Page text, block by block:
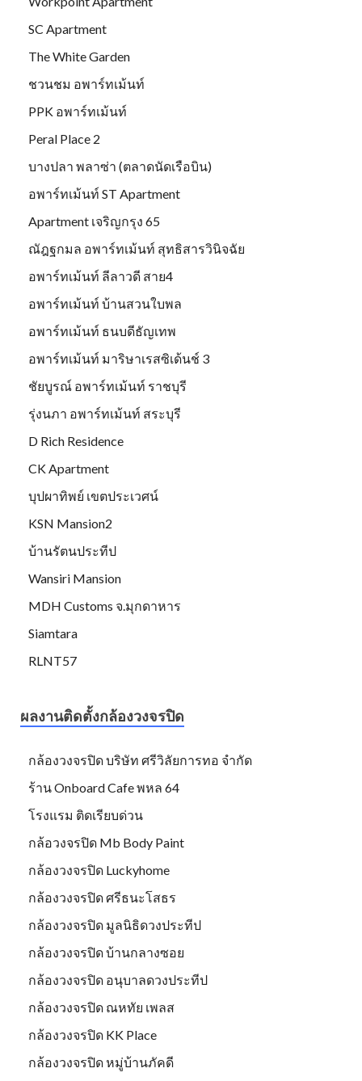
SC Apartment
The White Garden
ชวนชม อพาร์ทเม้นท์
PPK อพาร์ทเม้นท์
Peral Place 2
บางปลา พลาซ่า (ตลาดนัดเรือบิน)
อพาร์ทเม้นท์ ST Apartment
Apartment เจริญกรุง 65
ณัฎฐกมล อพาร์ทเม้นท์ สุทธิสารวินิจฉัย
อพาร์ทเม้นท์ ลีลาวดี สาย4
อพาร์ทเม้นท์ บ้านสวนใบพล
อพาร์ทเม้นท์ ธนบดีธัญเทพ
อพาร์ทเม้นท์ มาริษาเรสซิเด้นช์ 3
ชัยบูรณ์ อพาร์ทเม้นท์ ราชบุรี
รุ่งนภา อพาร์ทเม้นท์ สระบุรี
D Rich Residence
CK Apartment
บุปผาทิพย์ เขตประเวศน์
KSN Mansion2
บ้านรัตนประทีป
Wansiri Mansion
MDH Customs จ.มุกดาหาร
Siamtara
RLNT57
ผลงานติดตั้งกล้องวงจรปิด
กล้องวงจรปิด บริษัท ศรีวิลัยการทอ จำกัด
ร้าน Onboard Cafe พหล 64
โรงแรม ติดเรียบด่วน
กล้อวงจรปิด Mb Body Paint
กล้องวงจรปิด Luckyhome
กล้องวงจรปิด ศรีธนะโสธร
กล้องวงจรปิด มูลนิธิดวงประทีป
กล้องวงจรปิด บ้านกลางซอย
กล้องวงจรปิด อนุบาลดวงประทีป
กล้องวงจรปิด ณหทัย เพลส
กล้องวงจรปิด KK Place
กล้องวงจรปิด หมู่บ้านภัคดี